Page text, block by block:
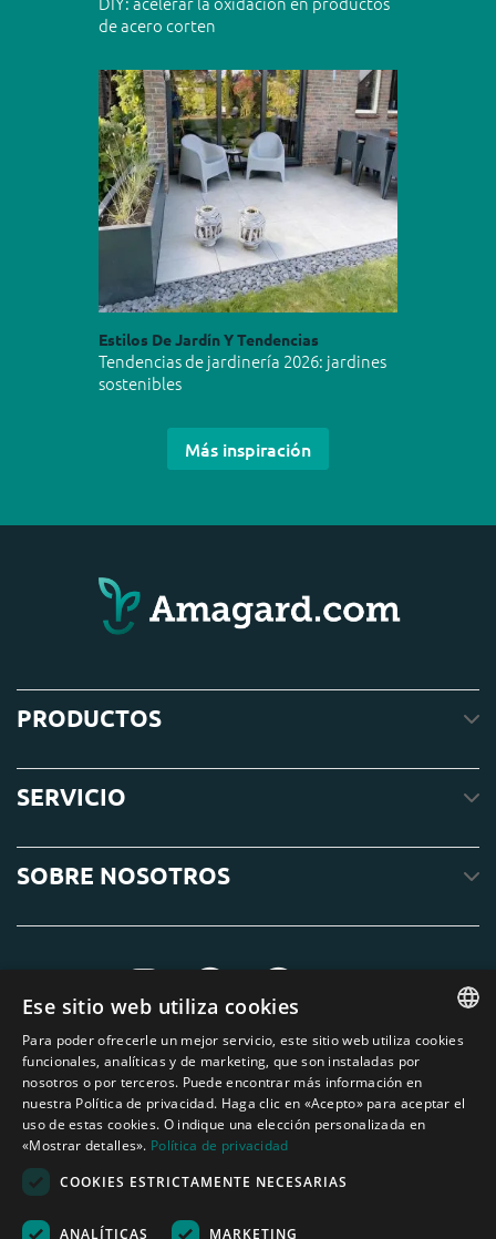
de acero corten
Estilos De Jardín Y Tendencias
Tendencias de jardinería 2026: jardines
sostenibles
Más inspiración
PRODUCTOS
SERVICIO
SOBRE NOSOTROS
DUTCH
GERMAN
Ese sitio web utiliza cookies
Para poder ofrecerle un mejor servicio, este sitio web utiliza cookies
funcionales, analíticas y de marketing, que son instaladas por
nosotros o por terceros. Puede encontrar más información en
nuestra Política de privacidad. Haga clic en «Acepto» para aceptar el
uso de estas cookies. O indique una elección personalizada en
«Mostrar detalles». Política de privacidad
COOKIES ESTRICTAMENTE NECESARIAS
ANALÍTICAS MARKETING